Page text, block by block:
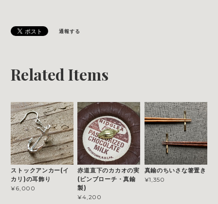
通報する
Related Items
ストックアンカー(イ
カリ)の耳飾り
¥6,000
赤道直下のカカオの実
(ピンブローチ・真鍮
製)
¥4,200
真鍮のちいさな箸置き
¥1,350